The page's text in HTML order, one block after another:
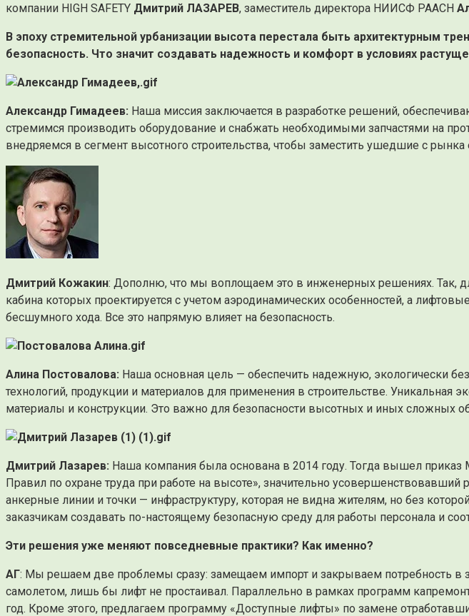
компании HIGH SAFETY Дмитрий ЛАЗАРЕВ, заместитель директора НИИСФ РААСН
В эпоху стремительной урбанизации высота перестала быть архитектурным
безопасность. Что значит создавать надежность и комфорт в условиях
Александр Гимадеев: Наша миссия заключается в разработке решений,
стремимся производить оборудование и снабжать необходимыми запчастями на
внедряемся в сегмент высотного строительства, чтобы заместить ушедшие с
Дмитрий Кожакин: Дополню, что мы воплощаем это в инженерных решениях. Так,
кабина которых проектируется с учетом аэродинамических особенностей, а
бесшумного хода. Все это напрямую влияет на безопасность.
Алина Постовалова: Наша основная цель — обеспечить надежную, экологически
технологий, продукции и материалов для применения в строительстве. Уникальная
материалы и конструкции. Это важно для безопасности высотных и иных сложных
Дмитрий Лазарев: Наша компания была основана в 2014 году. Тогда вышел
Правил по охране труда при работе на высоте», значительно
анкерные линии и точки — инфраструктуру, которая не видна жителям, но без
заказчикам создавать по-настоящему безопасную среду для работы персонала и
Эти решения уже меняют повседневные практики? Как именно?
АГ: Мы решаем две проблемы сразу: замещаем импорт и закрываем потребность в
самолетом, лишь бы лифт не простаивал. Параллельно в рамках программ
год. Кроме этого, предлагаем программу «Доступные лифты» по замене